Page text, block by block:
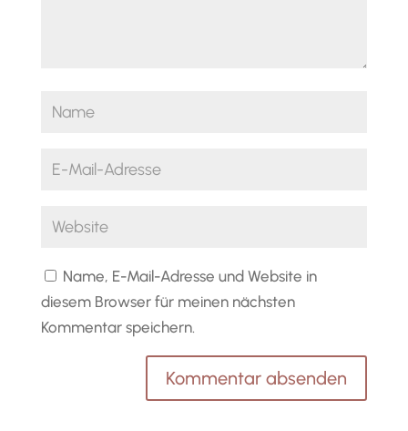
Name, E-Mail-Adresse und Website in
diesem Browser für meinen nächsten
Kommentar speichern.